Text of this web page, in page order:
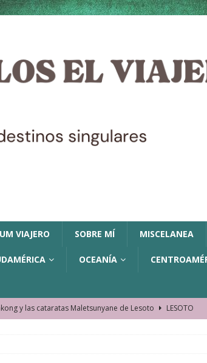
VIAJERO SOBRE MÍ MISCELANEA
OCEANÍA
y las cataratas Maletsunyane de Lesoto
LESOTO